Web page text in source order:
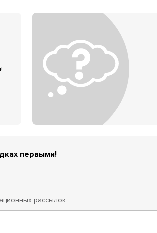
первыми!
рассылок